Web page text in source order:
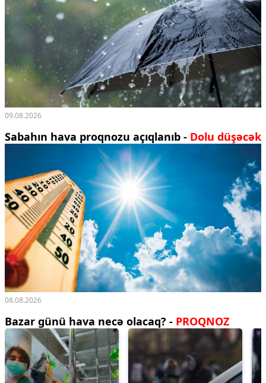
09.08.2026
Sabahın hava proqnozu açıqlanıb - Dolu düşəcək
08.08.2026
Bazar günü hava necə olacaq? - PROQNOZ